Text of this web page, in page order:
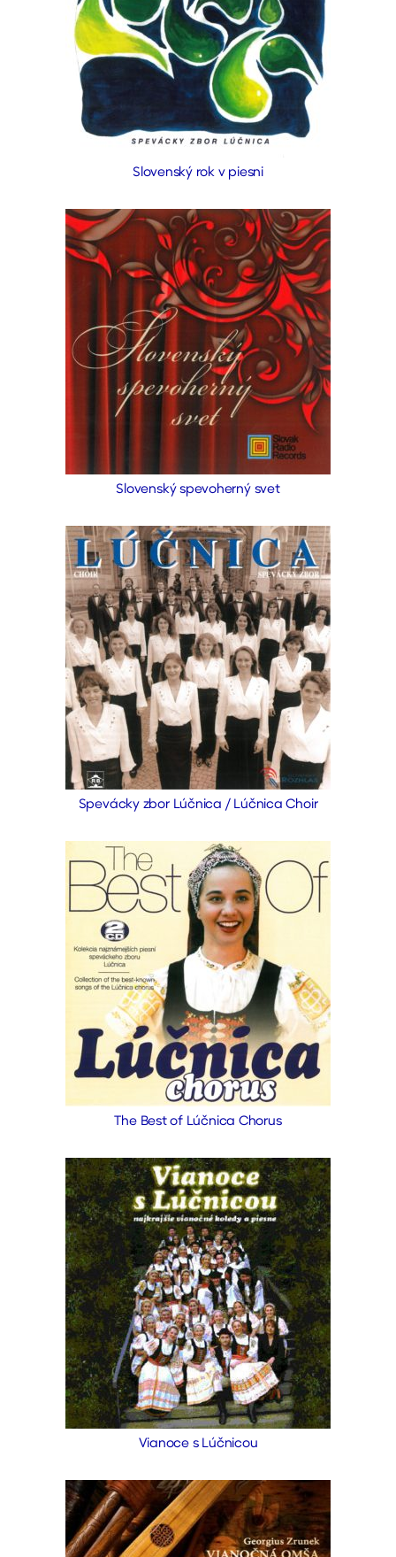
Slovenský rok v piesni
Slovenský spevoherný svet
Spevácky zbor Lúčnica / Lúčnica Choir
The Best of Lúčnica Chorus
Vianoce s Lúčnicou